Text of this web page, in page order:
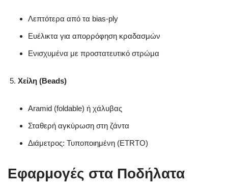
Λεπτότερα από τα bias-ply
Ευέλικτα για απορρόφηση κραδασμών
Ενισχυμένα με προστατευτικό στρώμα
Χείλη (Beads)
Aramid (foldable) ή χάλυβας
Σταθερή αγκύρωση στη ζάντα
Διάμετρος: Τυποποιημένη (ETRTO)
Εφαρμογές στα Ποδήλατα